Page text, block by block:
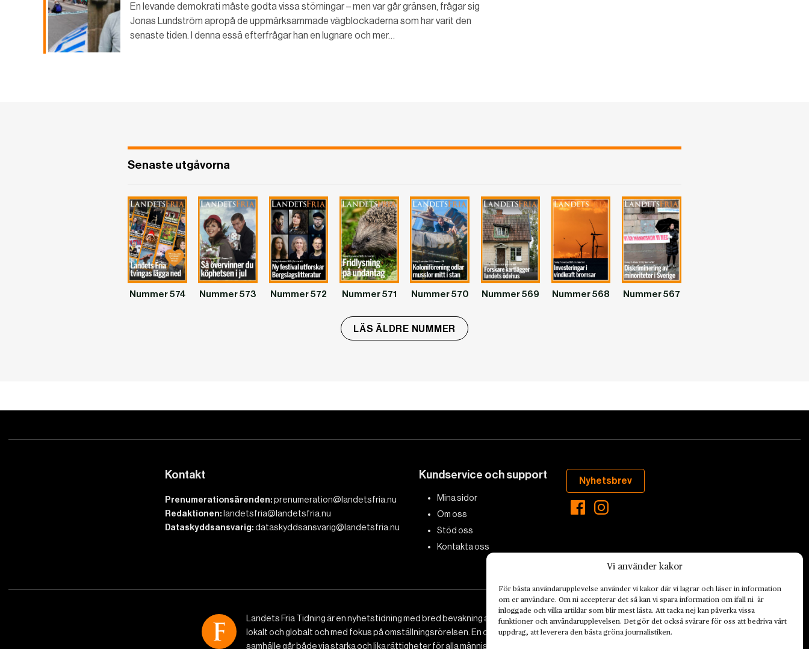
Vi använder kakor
För bästa användarupplevelse använder vi kakor där vi lagrar och läser in information
om er användare. Om ni accepterar det så kan vi spara information om ifall ni är
inloggade och vilka artiklar som blir mest lästa. Att tacka nej kan påverka vissa
funktioner och användarupplevelsen. Det gör det också svårare för oss att bedriva vårt
uppdrag, att leverera den bästa gröna journalistiken.
En levande demokrati måste godta vissa störningar – men var går gränsen, frågar sig
Jonas Lundström apropå de uppmärksammade vägblockaderna som har varit den
senaste tiden. I denna essä efterfrågar han en lugnare och mer…
Senaste utgåvorna
Nummer 574 Nummer 573 Nummer 572 Nummer 571 Nummer 570 Nummer 569 Nummer 568 Nummer 567
LÄS ÄLDRE NUMMER
Kontakt
Prenumerationsärenden:prenumeration@landetsfria.nu
Redaktionen: landetsfria@landetsfria.nu
Dataskyddsansvarig:dataskyddsansvarig@landetsfria.nu
Kundservice och support
Mina sidor
Om oss
Stöd oss
Kontakta oss
Nyhetsbrev
Landets Fria Tidning är en nyhetstidning med bred bevakning av det viktigaste som händer
lokalt och globalt och med fokus på omställningsrörelsen. En omställning till ett hållbart
samhälle går både via starka och lika rättigheter för alla människor, minskade ekonomiska